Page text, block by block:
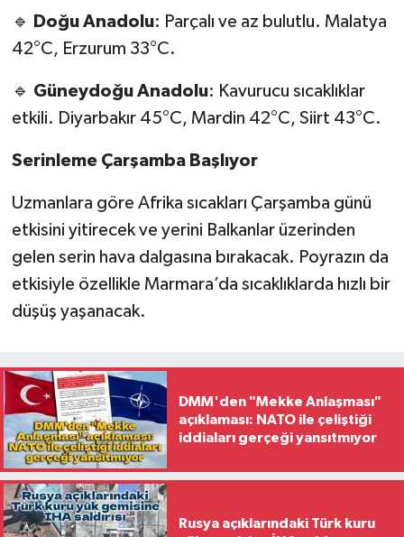
🔹 Doğu Anadolu: Parçalı ve az bulutlu. Malatya
42°C, Erzurum 33°C.
🔹 Güneydoğu Anadolu: Kavurucu sıcaklıklar
etkili. Diyarbakır 45°C, Mardin 42°C, Siirt 43°C.
Serinleme Çarşamba Başlıyor
Uzmanlara göre Afrika sıcakları Çarşamba günü
etkisini yitirecek ve yerini Balkanlar üzerinden
gelen serin hava dalgasına bırakacak. Poyrazın da
etkisiyle özellikle Marmara’da sıcaklıklarda hızlı bir
düşüş yaşanacak.
DMM'den "Mekke Anlaşması"
açıklaması: NATO ile çeliştiği
iddiaları gerçeği yansıtmıyor
Rusya açıklarındaki Türk kuru